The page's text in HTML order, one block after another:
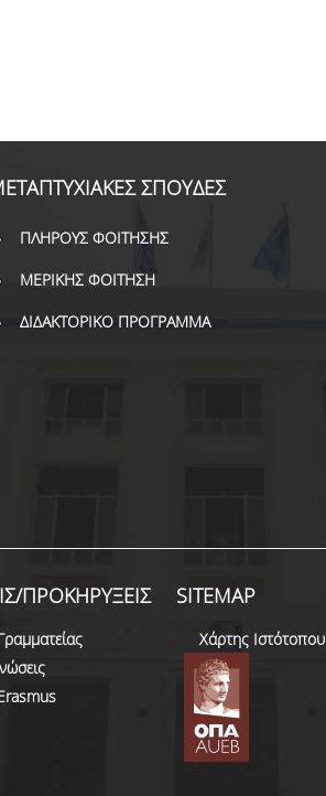
ΣΠΟΥΔΕΣ
ΠΛΗΡΟΥΣ ΦΟΙΤΗΣΗΣ
ΜΕΡΙΚΗΣ ΦΟΙΤΗΣΗ
ΔΙΔΑΚΤΟΡΙΚΟ ΠΡΟΓΡΑΜΜΑ
ΠΡΟΚΗΡΥΞΕΙΣ SITEMAP
Χάρτης Ιστότοπου